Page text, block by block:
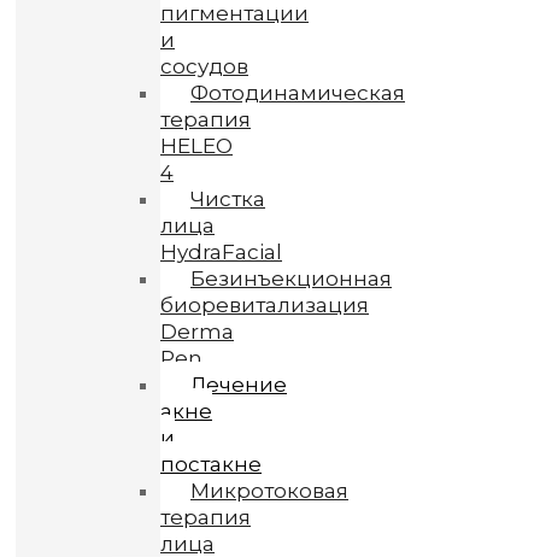
пигментации
и
сосудов
Фотодинамическая
терапия
HELEO
4
Чистка
лица
HydraFacial
Безинъекционная
биоревитализация
Derma
Pen
Лечение
акне
и
постакне
Микротоковая
терапия
лица